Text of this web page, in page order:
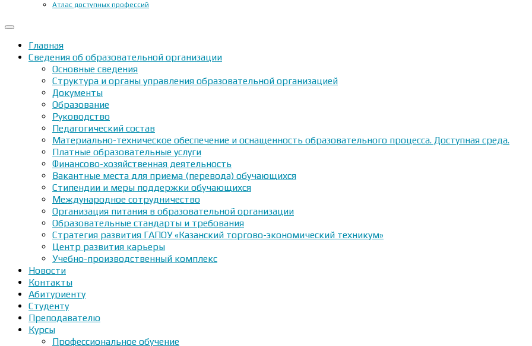
Атлас доступных профессий
Главная
Сведения об образовательной организации
Основные сведения
Структура и органы управления образовательной организацией
Документы
Образование
Руководство
Педагогический состав
Материально-техническое обеспечение и оснащенность образовательного процесса. Доступная среда.
Платные образовательные услуги
Финансово-хозяйственная деятельность
Вакантные места для приема (перевода) обучающихся
Стипендии и меры поддержки обучающихся
Международное сотрудничество
Организация питания в образовательной организации
Образовательные стандарты и требования
Стратегия развития ГАПОУ «Казанский торгово-экономический техникум»
Центр развития карьеры
Учебно-производственный комплекс
Новости
Контакты
Абитуриенту
Студенту
Преподавателю
Курсы
Профессиональное обучение